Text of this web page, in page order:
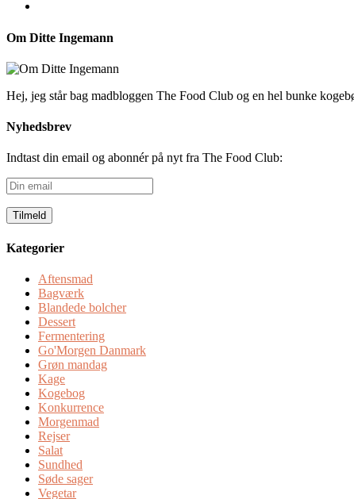
Om Ditte Ingemann
Hej, jeg står bag madbloggen The Food Club og en hel bunke
Nyhedsbrev
Indtast din email og abonnér på nyt fra The Food Club:
Din
Kategorier
Aftensmad
Bagværk
Blandede bolcher
Dessert
Fermentering
Go'Morgen Danmark
Grøn mandag
Kage
Kogebog
Konkurrence
Morgenmad
Rejser
Salat
Sundhed
Søde sager
Vegetar